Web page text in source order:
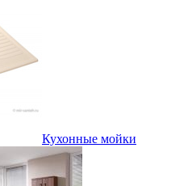
Кухонные мойки